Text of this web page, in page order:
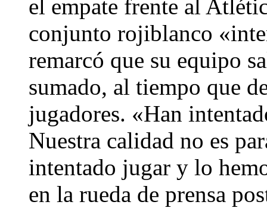
el empate frente al
conjunto rojiblanco
remarcó que su equipo
sumado, al tiempo que
jugadores. «Han
Nuestra calidad no es
intentado jugar y lo
en la rueda de prensa